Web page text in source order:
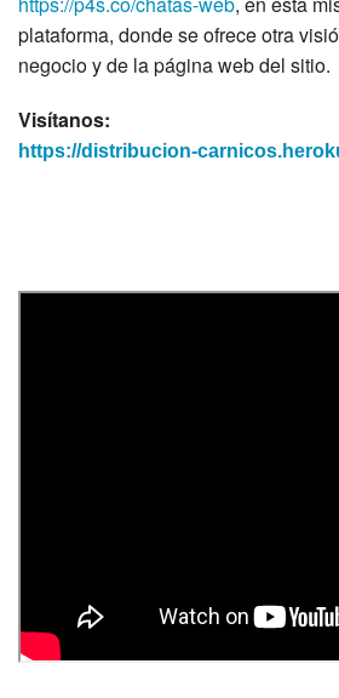
plataforma, donde se ofrece otra
negocio y de la página web del sitio.
Visítanos:
https://distribucion-